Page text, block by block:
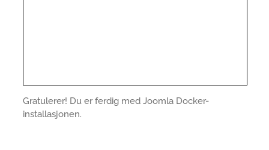
Gratulerer! Du er ferdig med Joomla Docker-
installasjonen.